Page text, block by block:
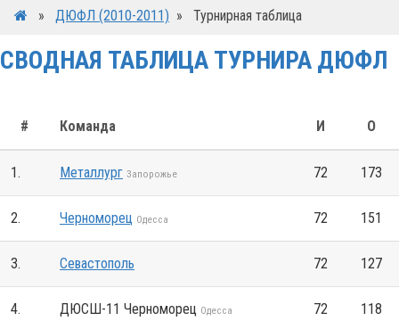
» ДЮФЛ (2010-2011) » Турнирная таблица
СВОДНАЯ ТАБЛИЦА ТУРНИРА ДЮФЛ
# Команда И О
1. Металлург Запорожье 72 173
2. Черноморец Одесса 72 151
3. Севастополь 72 127
4. ДЮСШ-11 Черноморец Одесса 72 118